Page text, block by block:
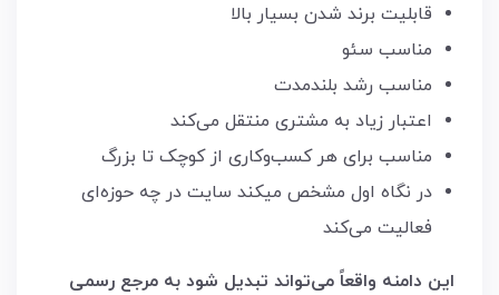
قابلیت برند شدن بسیار بالا
مناسب سئو
مناسب رشد بلندمدت
اعتبار زیاد به مشتری منتقل می‌کند
مناسب برای هر کسب‌وکاری از کوچک تا بزرگ
در نگاه اول مشخص میکند سایت در چه حوزه‌ای
فعالیت می‌کند
این دامنه واقعاً می‌تواند تبدیل شود به مرجع رسمی